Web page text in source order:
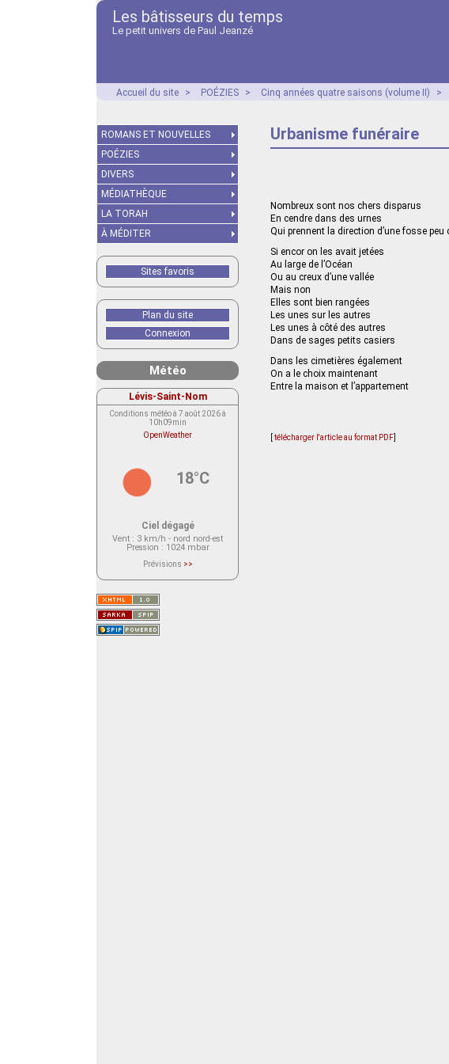
Les bâtisseurs du temps
Le petit univers de Paul Jeanzé
Accueil du site > POÉZIES > Cinq années quatre saisons (volume II) >
Urbanisme funéraire
Nombreux sont nos chers disparus
En cendre dans des urnes
Qui prennent la direction d’une fosse peu
Si encor on les avait jetées
Au large de l’Océan
Ou au creux d’une vallée
Mais non
Elles sont bien rangées
Les unes sur les autres
Les unes à côté des autres
Dans de sages petits casiers
Dans les cimetières également
On a le choix maintenant
Entre la maison et l’appartement
télécharger l'article au format PDF
ROMANS ET NOUVELLES
POÉZIES
DIVERS
MÉDIATHÈQUE
LA TORAH
À MÉDITER
Sites favoris
Plan du site
Connexion
Météo
Lévis-Saint-Nom
Conditions météo à 7 août 2026 à
10h09min
OpenWeather
18°C
Ciel dégagé
Vent : 3 km/h - nord nord-est
Pression : 1024 mbar
Prévisions >>
actuellement aucune prévision
Saint-Nom.
Veuillez consulter le message du
service ci-dessous.
(401 - Invalid API key. Please see
https://openweathermap.org/faq#error401